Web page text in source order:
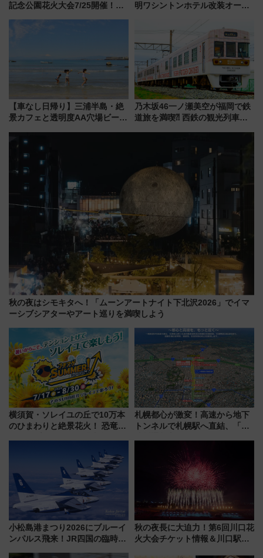
記念公園花火大会7/25開催！
混雑に要注意、その理由は
明ワシントンホテル改装オープ
客室」や海鮮丼が人気の朝食ビ
【車なし日帰り】三浦半島・絶
景カフェと透明度AA穴場ビーチ
用してストレスフリー旅へ行こ
う！
乃木坂46一ノ瀬美空が福岡で鉄
道旅を満喫⁈ 西鉄の観光列車
府･柳川の旅！YouTubeが公開
秋の夜はシモキタへ！「ムーンアートナイト下北沢2026」でイマ
ーシブシアターやアート巡りを満喫しよう
横須賀・ソレイユの丘で10万本
のひまわりと絶景花火！ 恐竜や
札幌都心が激変！高速から地下
トンネルで札幌駅へ直結、「創
から本格着工、延長4.8km整備
事業の全貌
小松島港まつり2026にブルーイ
ンパルス飛来！JR四国の臨時ダ
秋の夜長に大迫力！第6回川口花
火大会チケット情報＆川口駅か